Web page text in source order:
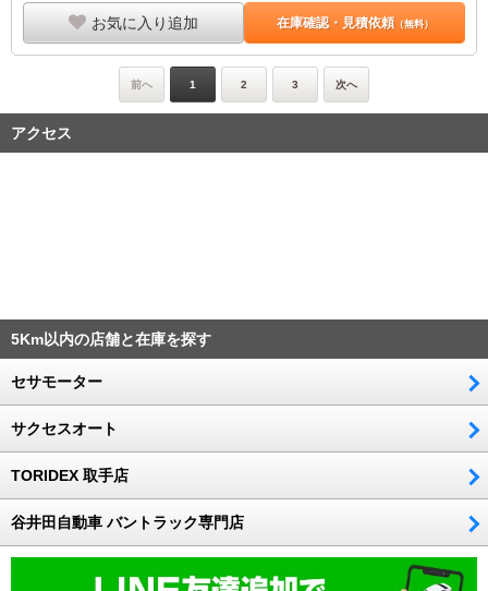
お気に入り追加 在庫確認・見積依頼（無料）
前へ 1 2 3 次へ
アクセス
5Km以内の店舗と在庫を探す
セサモーター
サクセスオート
TORIDEX 取手店
谷井田自動車 バントラック専門店